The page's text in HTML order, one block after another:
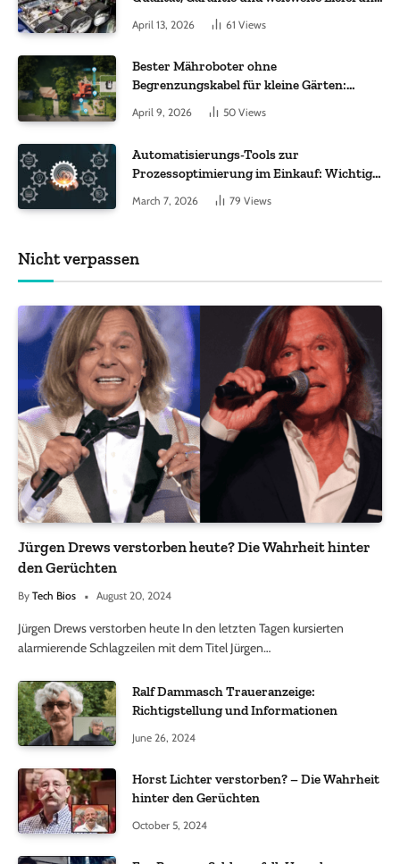
April 13, 2026 61 Views
Bester Mähroboter ohne
Begrenzungskabel für kleine Gärten:
Worauf es bei 200 bis 500 m² wirklich
ankommt
April 9, 2026 50 Views
Automatisierungs-Tools zur
Prozessoptimierung im Einkauf: Wichtige
Funktionen, auf die Sie achten sollten
March 7, 2026 79 Views
Nicht verpassen
Jürgen Drews verstorben heute? Die Wahrheit hinter
den Gerüchten
By Tech Bios August 20, 2024
Jürgen Drews verstorben heute In den letzten Tagen kursierten
alarmierende Schlagzeilen mit dem Titel Jürgen…
Ralf Dammasch Traueranzeige:
Richtigstellung und Informationen
June 26, 2024
Horst Lichter verstorben? – Die Wahrheit
hinter den Gerüchten
October 5, 2024